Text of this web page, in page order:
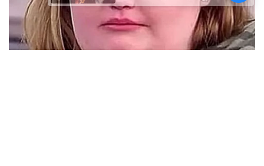
ସମ୍ବର୍ଦ୍ଧନା; ୫ଲକ୍ଷ ଟଙ୍କାର
ପ୍ରୋତ୍ସାହନ ରାଶି ପ୍ରଦାନ